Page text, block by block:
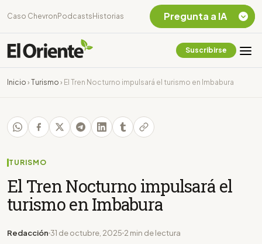
Caso Chevron Podcasts Historias
Suscribirse
Inicio › Turismo › El Tren Nocturno impulsará el turismo en Imbabura
TURISMO
El Tren Nocturno impulsará el
turismo en Imbabura
Redacción 31 de octubre, 2025 2 min de lectura
Pregunta a IA
Chevron Ecuador